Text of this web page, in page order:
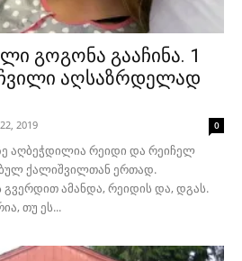
გოგონა გააჩინა. 1
ჩვილი აღსაზრდელად
2019 0
აღბეჭდილია რეიდი და რეიჩელ
ქალიშვილთან ერთად.
ამანდა, რეიდის და, დგას.
თუ ეს...